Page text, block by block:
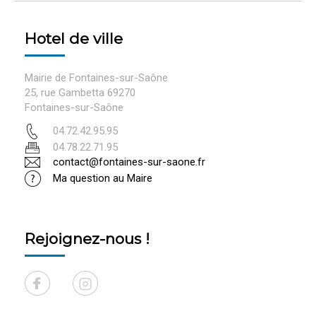
Hotel de ville
Mairie de Fontaines-sur-Saône
25, rue Gambetta 69270
Fontaines-sur-Saône
04.72.42.95.95
04.78.22.71.95
contact@fontaines-sur-saone.fr
Ma question au Maire
Rejoignez-nous !